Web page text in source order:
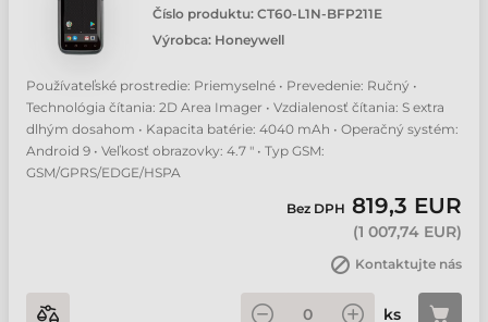
Číslo produktu: CT60-L1N-BFP211E
Výrobca: Honeywell
Používateľské prostredie: Priemyselné • Prevedenie: Ručný •
Technológia čítania: 2D Area Imager • Vzdialenosť čítania: S extra
dlhým dosahom • Kapacita batérie: 4040 mAh • Operačný systém:
Android 9 • Veľkosť obrazovky: 4.7 " • Typ GSM:
GSM/GPRS/EDGE/HSPA
Bez DPH 819,3 EUR
(1 007,74 EUR)
Kontaktujte nás
ks